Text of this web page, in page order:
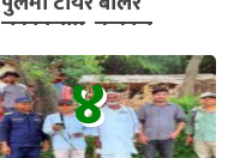
चक्काजाम, तत्काल
भुक्तानी सुनिश्चित गर्न माग
४